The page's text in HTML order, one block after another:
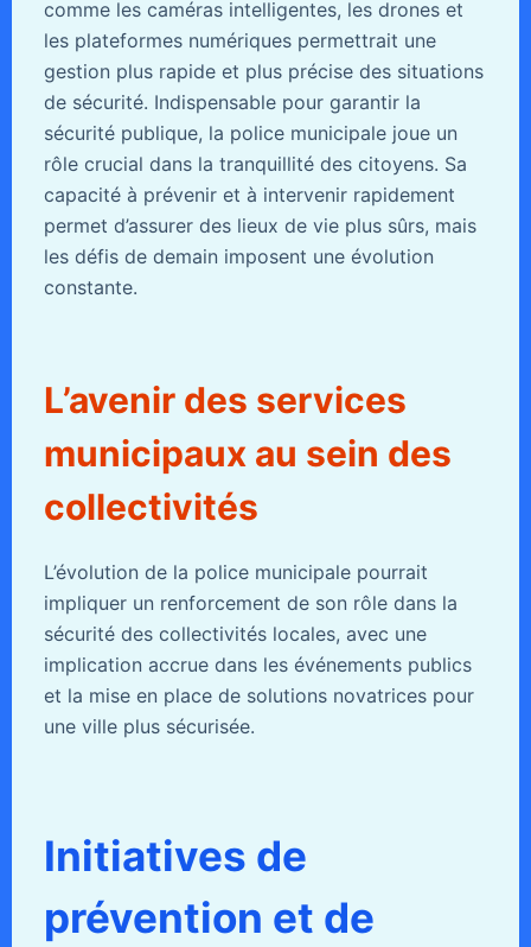
comme les caméras intelligentes, les drones et
les plateformes numériques permettrait une
gestion plus rapide et plus précise des situations
de sécurité. Indispensable pour garantir la
sécurité publique, la police municipale joue un
rôle crucial dans la tranquillité des citoyens. Sa
capacité à prévenir et à intervenir rapidement
permet d’assurer des lieux de vie plus sûrs, mais
les défis de demain imposent une évolution
constante.
L’avenir des services
municipaux au sein des
collectivités
L’évolution de la police municipale pourrait
impliquer un renforcement de son rôle dans la
sécurité des collectivités locales, avec une
implication accrue dans les événements publics
et la mise en place de solutions novatrices pour
une ville plus sécurisée.
Initiatives de
prévention et de